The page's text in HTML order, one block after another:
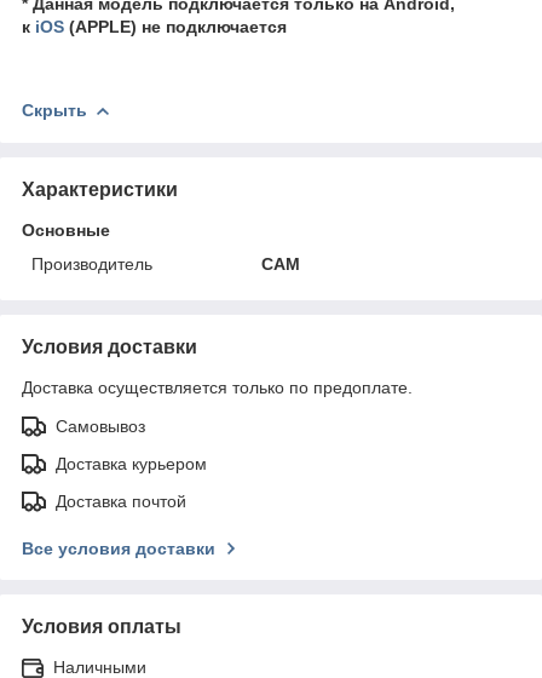
к iOS (APPLE) не подключается
Скрыть
Характеристики
Основные
Производитель
CAM
Условия доставки
Доставка осуществляется только по предоплате.
Самовывоз
Доставка курьером
Доставка почтой
Все условия доставки
Условия оплаты
Наличными